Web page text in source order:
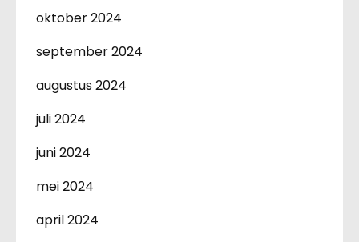
oktober 2024
september 2024
augustus 2024
juli 2024
juni 2024
mei 2024
april 2024